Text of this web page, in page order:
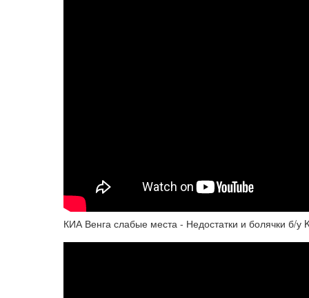
КИА Венга слабые места - Недостатки и болячки б/у